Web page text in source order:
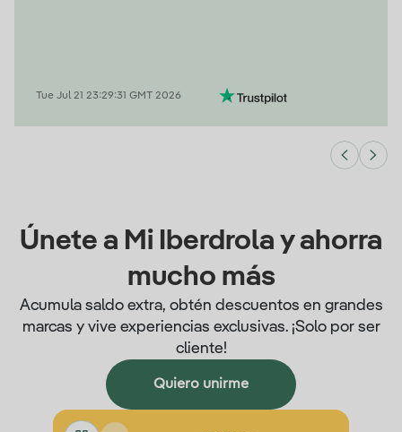
Tue Jul 21 23:29:31 GMT 2026
Únete a Mi Iberdrola y ahorra
mucho más
Acumula saldo extra, obtén descuentos en grandes
marcas y vive experiencias exclusivas. ¡Solo por ser
cliente!
Quiero unirme